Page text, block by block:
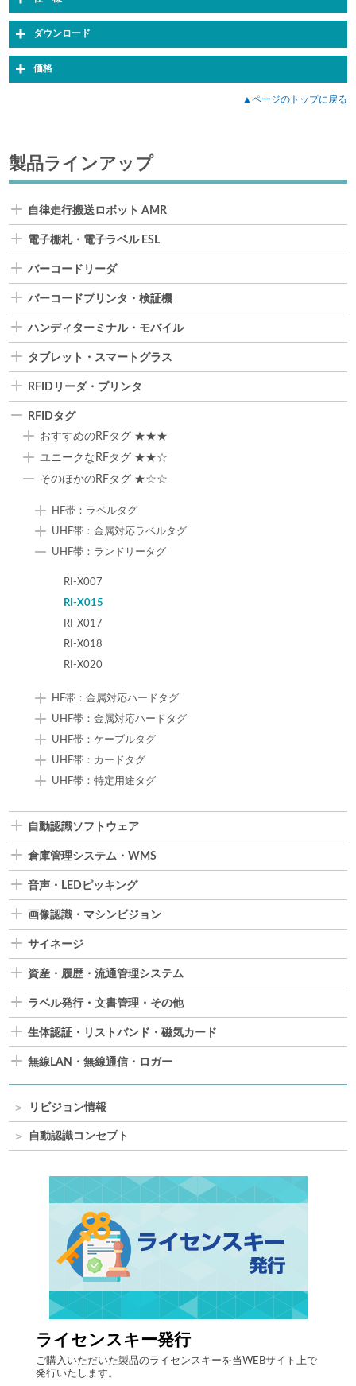
製品ラインアップ
自律走行搬送ロボット AMR
電子棚札・電子ラベル ESL
バーコードリーダ
バーコードプリンタ・検証機
ハンディターミナル・モバイル
タブレット・スマートグラス
RFIDリーダ・プリンタ
RFIDタグ
おすすめのRFタグ ★★★
ユニークなRFタグ ★★☆
そのほかのRFタグ ★☆☆
HF帯：ラベルタグ
UHF帯：金属対応ラベルタグ
UHF帯：ランドリータグ
RI-X007
RI-X015
RI-X017
RI-X018
RI-X020
HF帯：金属対応ハードタグ
UHF帯：金属対応ハードタグ
UHF帯：ケーブルタグ
UHF帯：カードタグ
UHF帯：特定用途タグ
自動認識ソフトウェア
倉庫管理システム・WMS
音声・LEDピッキング
画像認識・マシンビジョン
サイネージ
資産・履歴・流通管理システム
ラベル発行・文書管理・その他
生体認証・リストバンド・磁気カード
無線LAN・無線通信・ロガー
リビジョン情報
自動認識コンセプト
スキーを当WEBサイト上で
自律走行搬送ロボット AMR
ダウンロード
価格
▲ページのトップに戻る